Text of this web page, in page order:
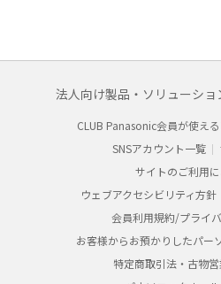
法人向け製品・ソリューショ
CLUB Panasonic会員が使え
SNSアカウント一覧
サイトのご利用
ウェブアクセシビリティ方針
会員利用規約/プライ
お客様からお預かりしたパー
特定商取引法・古物